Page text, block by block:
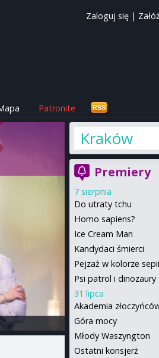
Zaloguj się |
Patronite
Kraków
Premiery
7 sierpnia
Do utraty tchu
Homo sapiens?
Ice Cream Man
Kandydaci śmierci
Pejzaż w kolorze sepii
Psi patrol i dinozaury
31 lipca
Akademia
Góra mocy
Młody Waszyngton
Ostatni konsjerż